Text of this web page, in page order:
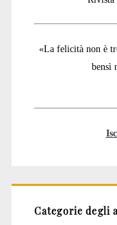
«La felicità non è
bensì
Categorie degli